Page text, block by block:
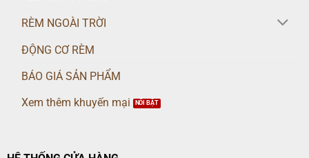
RÈM NGOÀI TRỜI
ĐỘNG CƠ RÈM
BÁO GIÁ SẢN PHẨM
Xem thêm khuyến mại